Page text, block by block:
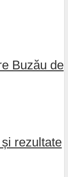
Buzău de
rezultate